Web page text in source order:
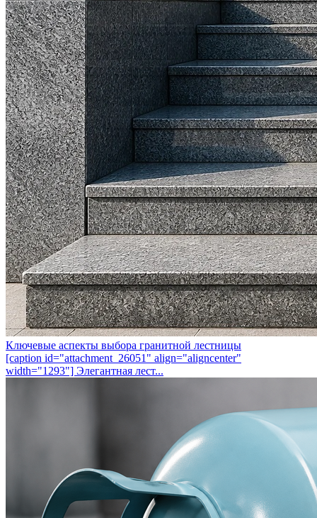
Ключевые аспекты выбора гранитной лестницы
[caption id="attachment_26051" align="aligncenter"
width="1293"] Элегантная лест...